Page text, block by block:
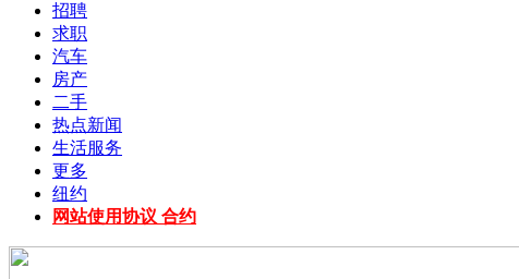
招聘
求职
汽车
房产
二手
热点新闻
生活服务
更多
纽约
网站使用协议 合约